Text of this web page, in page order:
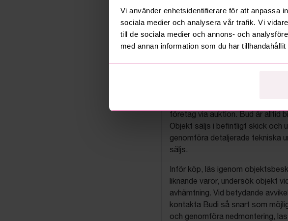
Vi använder enhetsidentifierare för att anpassa
sociala medier och analysera vår trafik. Vi
till de sociala medier och annons- och
med annan information som du har
På Budi.se säljs objekt på
företag via auktion. Bud är alltid
Objekt säljs i befintligt skick och
genomföra detaljerade tekniska
säljs.
Inför köp, läs igenom
liknande varor, undersök objekt
avhämtning. Vid betydande
kontakta Budi så snart som
och genomföra nedmontering,